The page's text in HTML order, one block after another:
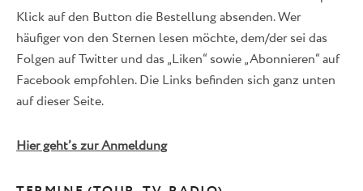
Klick auf den Button die Bestellung absenden. Wer
häufiger von den Sternen lesen möchte, dem/der sei das
Folgen auf Twitter und das „Liken“ sowie „Abonnieren“ auf
Facebook empfohlen. Die Links befinden sich ganz unten
auf dieser Seite.
Hier geht’s zur Anmeldung